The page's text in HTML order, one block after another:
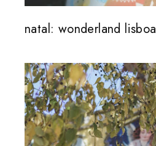
natal: wonderland lisboa